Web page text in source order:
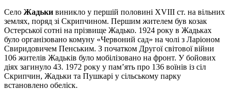
Село Жадьки виникло у першій половині XVIII ст. на вільних
землях, поряд зі Скрипчином. Першим жи­телем був козак
Остерської сотні на прізвище Жадько. 1924 року в Жадьках
було організовано ко­муну «Чер­воний сад» на чолі з Ларіоном
Сви­ри­до­ви­чем Пенсь­ким. З початком Другої світової війни
106 жи­те­лів Жадьків було мобілізовано на фронт. У бо­йо­вих
діях загинуло 43. 1972 року у пам’ять про 136 воїнів із сіл
Скрип­чин, Жадьки та Пушкарі у сільському пар­ку
встановлено обеліск.